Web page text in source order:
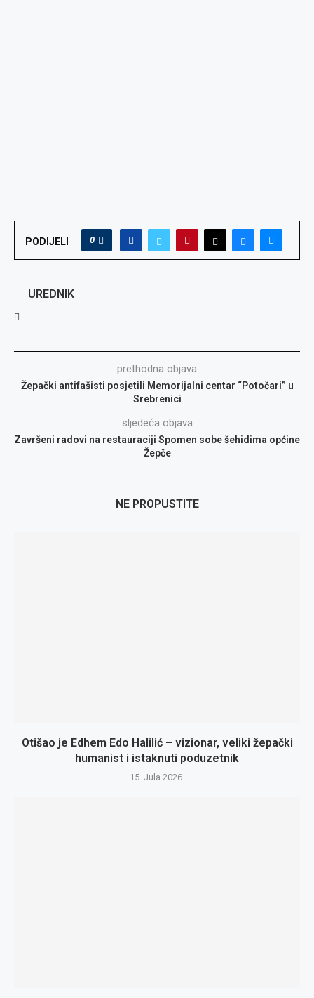
PODIJELI 0
UREDNIK
prethodna objava
Žepački antifašisti posjetili Memorijalni centar “Potočari” u
Srebrenici
sljedeća objava
Završeni radovi na restauraciji Spomen sobe šehidima općine
Žepče
NE PROPUSTITE
Otišao je Edhem Edo Halilić – vizionar, veliki žepački
humanist i istaknuti poduzetnik
15. Jula 2026.